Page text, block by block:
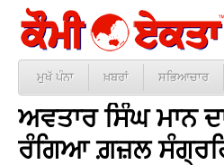
ਮੁਖੱ ਪੰਨਾ ਖ਼ਬਰਾਂ ਸਭਿਆਚਾਰ
ਅਵਤਾਰ ਸਿੰਘ ਮਾਨ
ਰੰਗਿਆ ਗ਼ਜ਼ਲ